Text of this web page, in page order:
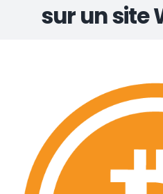
sur un site
agrandie